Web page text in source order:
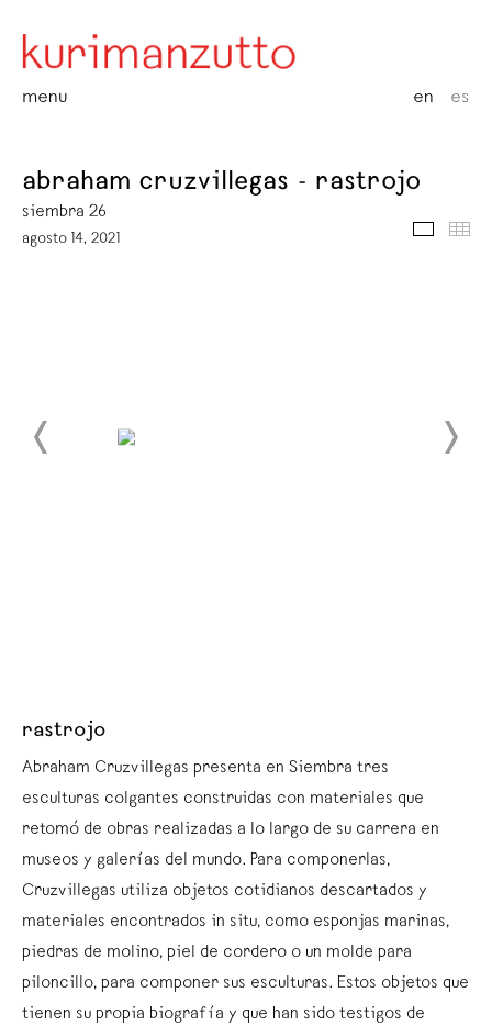
menu en es
abraham cruzvillegas - rastrojo
siembra 26
agosto 14, 2021
media
rastrojo
Abraham Cruzvillegas presenta en Siembra tres
esculturas colgantes construidas con materiales que
retomó de obras realizadas a lo largo de su carrera en
museos y galerías del mundo. Para componerlas,
Cruzvillegas utiliza objetos cotidianos descartados y
materiales encontrados in situ, como esponjas marinas,
piedras de molino, piel de cordero o un molde para
piloncillo, para componer sus esculturas. Estos objetos que
tienen su propia biografía y que han sido testigos de